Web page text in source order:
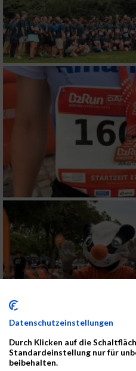
Datenschutzeinstellungen
Durch Klicken auf die
Standardeinstellung nur für
beibehalten.